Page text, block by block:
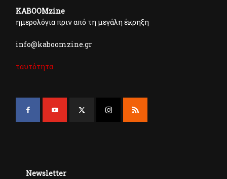
KABOOMzine
ημερολόγια πριν από τη μεγάλη έκρηξη
info@kaboomzine.gr
ταυτότητα
Newsletter